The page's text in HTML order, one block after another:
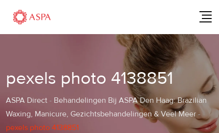
content
pexels photo 4138851
ASPA Direct - Behandelingen Bij ASPA Den Haag: Brazilian
Waxing, Manicure, Gezichtsbehandelingen & Veel Meer -
pexels photo 4138851